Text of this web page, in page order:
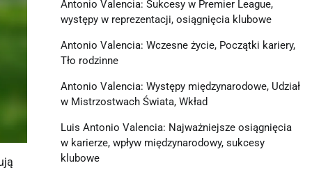
Antonio Valencia: Sukcesy w Premier League,
występy w reprezentacji, osiągnięcia klubowe
Antonio Valencia: Wczesne życie, Początki kariery,
Tło rodzinne
Antonio Valencia: Występy międzynarodowe, Udział
w Mistrzostwach Świata, Wkład
Luis Antonio Valencia: Najważniejsze osiągnięcia
w karierze, wpływ międzynarodowy, sukcesy
klubowe